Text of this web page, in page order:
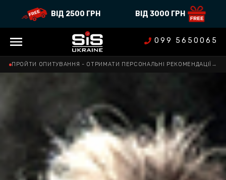
ВІД 2500 ГРН ВІД 3000 ГРН
099 5650065
ПРОЙТИ ОПИТУВАННЯ - ОТРИМАТИ ПЕРСОНАЛЬНІ РЕКОМЕНДАЦІЇ →